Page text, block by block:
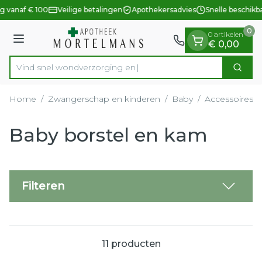
Ga naar de inhoud
1 van 1
vanaf € 100 Veilige betalingen Apothekersadvies Snelle
Menu
Product, merk, categorie...
Vind snel wondver Zoek
0 artikelen
€ 0,00
0
Home / Zwangerschap en kinderen / Baby / Accessoires
Baby borstel en kam
Filteren
11 producten